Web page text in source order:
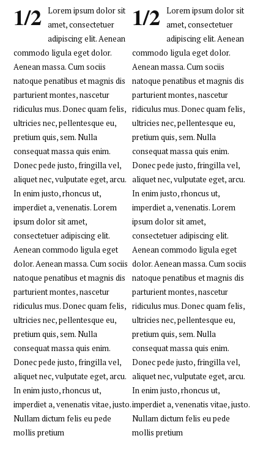
1/2
Lorem ipsum dolor sit
amet, consectetuer
adipiscing elit. Aenean
commodo ligula eget dolor.
Aenean massa. Cum sociis
natoque penatibus et magnis dis
parturient montes, nascetur
ridiculus mus. Donec quam felis,
ultricies nec, pellentesque eu,
pretium quis, sem. Nulla
consequat massa quis enim.
Donec pede justo, fringilla vel,
aliquet nec, vulputate eget, arcu.
In enim justo, rhoncus ut,
imperdiet a, venenatis. Lorem
ipsum dolor sit amet,
consectetuer adipiscing elit.
Aenean commodo ligula eget
dolor. Aenean massa. Cum sociis
natoque penatibus et magnis dis
parturient montes, nascetur
ridiculus mus. Donec quam felis,
ultricies nec, pellentesque eu,
pretium quis, sem. Nulla
consequat massa quis enim.
Donec pede justo, fringilla vel,
aliquet nec, vulputate eget, arcu.
In enim justo, rhoncus ut,
imperdiet a, venenatis vitae, justo.
Nullam dictum felis eu pede
mollis pretium
1/2
Lorem ipsum dolor sit
amet, consectetuer
adipiscing elit. Aenean
commodo ligula eget dolor.
Aenean massa. Cum sociis
natoque penatibus et magnis dis
parturient montes, nascetur
ridiculus mus. Donec quam felis,
ultricies nec, pellentesque eu,
pretium quis, sem. Nulla
consequat massa quis enim.
Donec pede justo, fringilla vel,
aliquet nec, vulputate eget, arcu.
In enim justo, rhoncus ut,
imperdiet a, venenatis. Lorem
ipsum dolor sit amet,
consectetuer adipiscing elit.
Aenean commodo ligula eget
dolor. Aenean massa. Cum sociis
natoque penatibus et magnis dis
parturient montes, nascetur
ridiculus mus. Donec quam felis,
ultricies nec, pellentesque eu,
pretium quis, sem. Nulla
consequat massa quis enim.
Donec pede justo, fringilla vel,
aliquet nec, vulputate eget, arcu.
In enim justo, rhoncus ut,
imperdiet a, venenatis vitae, justo.
Nullam dictum felis eu pede
mollis pretium